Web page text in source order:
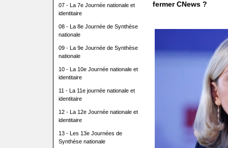
07 - La 7e Journée nationale et
identitaire
08 - La 8e Journée de Synthèse
nationale
09 - La 9e Journée de Synthèse
nationale
10 - La 10e Journée nationale et
identitaire
11 - La 11e journée nationale et
identitaire
12 - La 12e Journée nationale et
identitaire
13 - Les 13e Journées de
Synthèse nationale
fermer CNews ?